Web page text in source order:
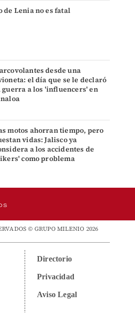
de Lenia no es fatal
desde una
el día que se le declaró
guerra a los 'influencers' en
motos ahorran tiempo, pero
vidas: Jalisco ya
a los accidentes de
como problema
© GRUPO MILENIO 2026
Directorio
Privacidad
Aviso Legal